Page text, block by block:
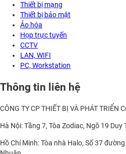
Thiết bị mạng
Thiết bị bảo mật
Ảo hóa
Họp trực tuyến
CCTV
LAN, WIFI
PC, Workstation
Thông tin liên hệ
CÔNG TY CP THIẾT BỊ VÀ PHÁT TRIỂN
Hà Nội: Tầng 7, Tòa Zodiac, Ngõ 19 Duy
Hồ Chí Minh: Tòa nhà Halo, Số 37